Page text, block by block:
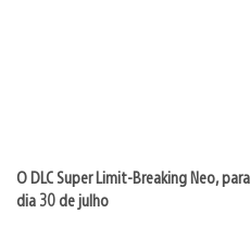
O DLC Super Limit-Breaking Neo,
dia 30 de julho